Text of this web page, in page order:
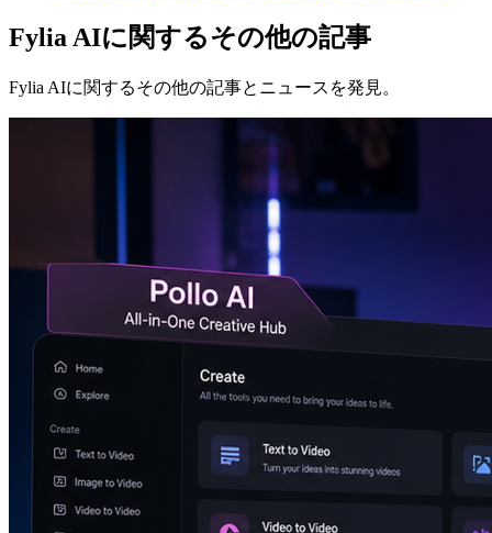
Fylia AIに関するその他の記事
Fylia AIに関するその他の記事とニュースを発見。